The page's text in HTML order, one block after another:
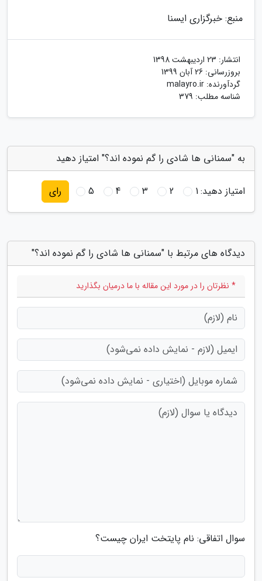
منبع: خبرگزاری ایسنا
انتشار: 23 اردیبهشت 1398
بروزرسانی: 26 آبان 1399
گردآورنده: malayro.ir
شناسه مطلب: 379
به "سمنانی ها شادی را گم نموده اند؟" امتیاز دهید
امتیاز دهید:1
2
3
4
5 رای
دیدگاه های مرتبط با "سمنانی ها شادی را گم نموده اند؟"
* نظرتان را در مورد این مقاله با ما درمیان بگذارید
سوال اتفاقی: نام پایتخت ایران چیست؟